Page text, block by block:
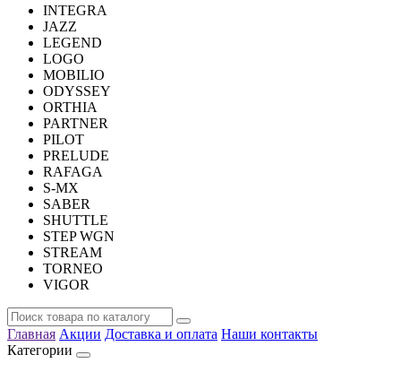
INTEGRA
JAZZ
LEGEND
LOGO
MOBILIO
ODYSSEY
ORTHIA
PARTNER
PILOT
PRELUDE
RAFAGA
S-MX
SABER
SHUTTLE
STEP WGN
STREAM
TORNEO
VIGOR
Главная Акции Доставка и оплата Наши контакты
Категории